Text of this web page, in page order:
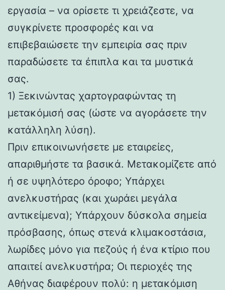
εργασία – να ορίσετε τι χρειάζεστε, να
συγκρίνετε προσφορές και να
επιβεβαιώσετε την εμπειρία σας πριν
παραδώσετε τα έπιπλα και τα μυστικά
σας.
1) Ξεκινώντας χαρτογραφώντας τη
μετακόμισή σας (ώστε να αγοράσετε την
κατάλληλη λύση).
Πριν επικοινωνήσετε με εταιρείες,
απαριθμήστε τα βασικά. Μετακομίζετε από
ή σε υψηλότερο όροφο; Υπάρχει
ανελκυστήρας (και χωράει μεγάλα
αντικείμενα); Υπάρχουν δύσκολα σημεία
πρόσβασης, όπως στενά κλιμακοστάσια,
λωρίδες μόνο για πεζούς ή ένα κτίριο που
απαιτεί ανελκυστήρα; Οι περιοχές της
Αθήνας διαφέρουν πολύ: η μετακόμιση